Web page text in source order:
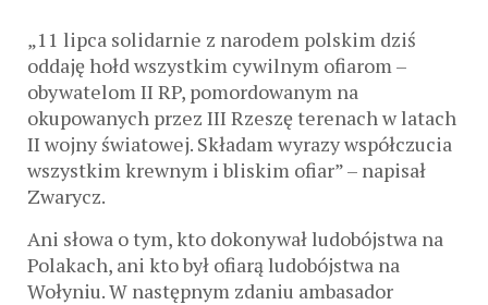
„11 lipca solidarnie z narodem polskim dziś
oddaję hołd wszystkim cywilnym ofiarom –
obywatelom ІІ RP, pomordowanym na
okupowanych przez III Rzeszę terenach w latach
II wojny światowej. Składam wyrazy współczucia
wszystkim krewnym i bliskim ofiar” – napisał
Zwarycz.
Ani słowa o tym, kto dokonywał ludobójstwa na
Polakach, ani kto był ofiarą ludobójstwa na
Wołyniu. W następnym zdaniu ambasador